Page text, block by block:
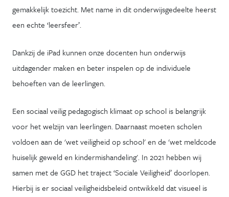
gemakkelijk toezicht. Met name in dit onderwijsgedeelte heerst
een echte ‘leersfeer’.
Dankzij de iPad kunnen onze docenten hun onderwijs
uitdagender maken en beter inspelen op de individuele
behoeften van de leerlingen.
Een sociaal veilig pedagogisch klimaat op school is belangrijk
voor het welzijn van leerlingen. Daarnaast moeten scholen
voldoen aan de 'wet veiligheid op school' en de 'wet meldcode
huiselijk geweld en kindermishandeling'. In 2021 hebben wij
samen met de GGD het traject ‘Sociale Veiligheid’ doorlopen.
Hierbij is er sociaal veiligheidsbeleid ontwikkeld dat visueel is